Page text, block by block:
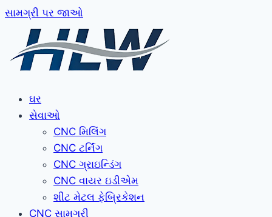
સામગ્રી પર જાઓ
ઘર
સેવાઓ
CNC મિલિંગ
CNC ટર્નિંગ
CNC ગ્રાઇન્ડિંગ
CNC વાયર ઇડીએમ
શીટ મેટલ ફેબ્રિકેશન
CNC સામગ્રી